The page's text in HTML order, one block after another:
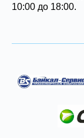
10:00 до 18:00.